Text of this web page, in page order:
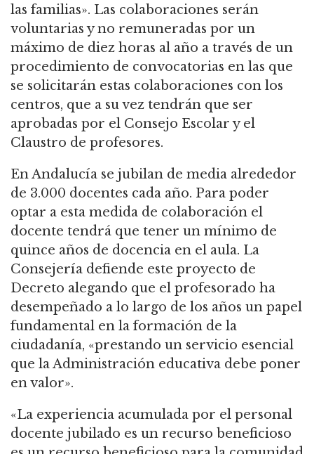
las familias». Las colaboraciones serán
voluntarias y no remuneradas por un
máximo de diez horas al año a través de un
procedimiento de convocatorias en las que
se solicitarán estas colaboraciones con los
centros, que a su vez tendrán que ser
aprobadas por el Consejo Escolar y el
Claustro de profesores.
En Andalucía se jubilan de media alrededor
de 3.000 docentes cada año. Para poder
optar a esta medida de colaboración el
docente tendrá que tener un mínimo de
quince años de docencia en el aula. La
Consejería defiende este proyecto de
Decreto alegando que el profesorado ha
desempeñado a lo largo de los años un papel
fundamental en la formación de la
ciudadanía, «prestando un servicio esencial
que la Administración educativa debe poner
en valor».
«La experiencia acumulada por el personal
docente jubilado es un recurso beneficioso